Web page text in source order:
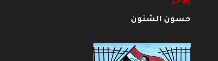
حسون الشنون